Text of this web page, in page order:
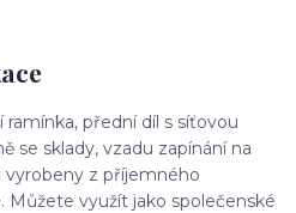
ramínka, přední díl s síťovou
se sklady, vzadu zapínání na
vyrobeny z příjemného
Můžete využít jako společenské